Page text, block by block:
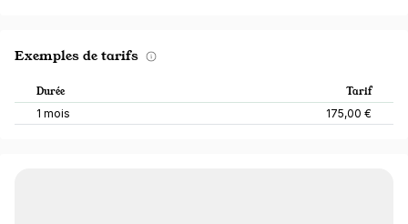
Exemples de tarifs
Durée Tarif
1 mois 175,00 €